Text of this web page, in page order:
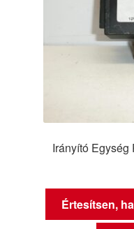
Irányító Egység
Értesítsen,